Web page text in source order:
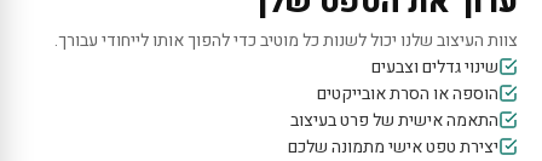
צוות העיצוב שלנו יכול לשנות כל מוטיב כדי להפוך אותו לייחודי עבורך.
שינוי גדלים וצבעים
הוספה או הסרת אובייקטים
התאמה אישית של פרט בעיצוב
יצירת טפט אישי מתמונה שלכם